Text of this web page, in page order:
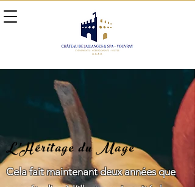
Cela fait maintenant deux années que
L'Héritage du Mage